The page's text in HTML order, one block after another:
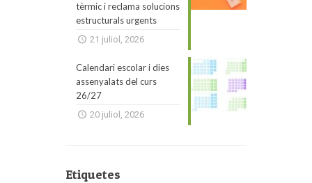
tèrmic i reclama solucions
estructurals urgents
21 juliol, 2026
Calendari escolar i dies
assenyalats del curs
26/27
20 juliol, 2026
Etiquetes